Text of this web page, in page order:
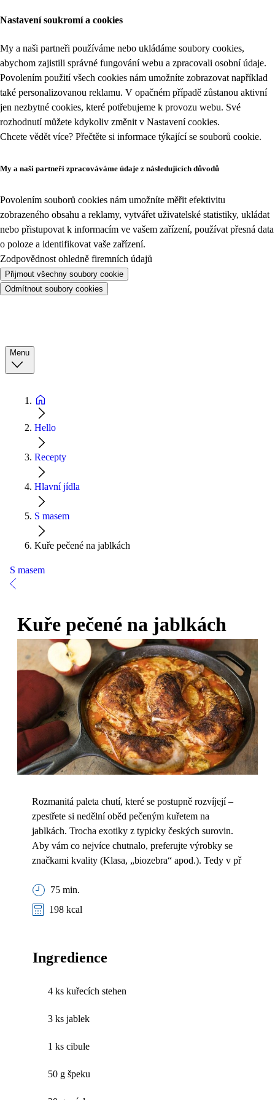
Nastavení soukromí a cookies
My a naši partneři používáme nebo ukládáme soubory cookies,
abychom zajistili správné fungování webu a zpracovali osobní údaje.
Povolením použití všech cookies nám umožníte zobrazovat například
také personalizovanou reklamu. V opačném případě zůstanou aktivní
jen nezbytné cookies, které potřebujeme k provozu webu. Své
rozhodnutí můžete kdykoliv změnit v Nastavení cookies.
Chcete vědět více? Přečtěte si informace týkající se souborů cookie.
My a naši partneři zpracováváme údaje z následujících důvodů
Povolením souborů cookies nám umožníte měřit efektivitu
zobrazeného obsahu a reklamy, vytvářet uživatelské statistiky, ukládat
nebo přistupovat k informacím ve vašem zařízení, používat přesná data
o poloze a identifikovat vaše zařízení.
Zodpovědnost ohledně firemních údajů
Přijmout všechny soubory cookie
Odmítnout soubory cookies
Menu
Hello
Recepty
Hlavní jídla
S masem
Kuře pečené na jablkách
S masem
Kuře pečené na jablkách
Rozmanitá paleta chutí, které se postupně rozvíjejí –
zpestřete si nedělní oběd pečeným kuřetem na
jablkách. Trocha exotiky z typicky českých surovin.
Aby vám co nejvíce chutnalo, preferujte výrobky se
značkami kvality (Klasa, „biozebra“ apod.). Tedy v př
75 min.
198 kcal
Ingredience
4 ks kuřecích stehen
3 ks jablek
1 ks cibule
50 g špeku